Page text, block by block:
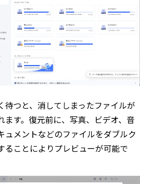
待つと、消してしまったファイルが
ます。復元前に、写真、ビデオ、音
ュメントなどのファイルをダブルク
ることによりプレビューが可能で